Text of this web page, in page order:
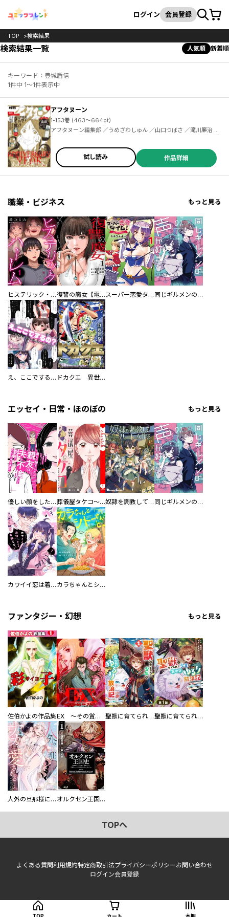
検索
ログイン 会員登録カート
TOP 検索結果
検索結果一覧 人気順 新着順
キーワード：豊城盾信
1件中 1～1件表示中
アフタヌーン
1-153巻 (463～664pt)
アフタヌーン編集部 ／うめざわしゅん ／山口つばさ ／滝川廉治 ／陶延リュウ ／つるまいかだ ／沙村広明 ／小西明日翔 ／ひぐちアサ ／幸村誠 ／岩明均 ／北道正幸 ／ゆうち巳くみ ／市川春子 ／三浦風 ／芝村裕吏 ／キムラダイスケ ／藤島康介 ／真刈信二 ／ＤＯＵＢＬＥ－Ｓ ／椎名うみ ／榎本俊二 ／安彦良和 ／木尾士目 ／川合円 ／珈琲 ／綾辻行人 ／清原絃 ／青木U平 ／よしづきくみち ／鏡ハルカ ／西本英雄 ／カラスヤサトシ ／石黒正数 ／城戸志保 ／田中相 ／皆川亮二 ／ＦｉｏｋＬｅｅ ／陶延リュウ ／泥ノ田犬彦
／吉浦康裕 ／前田めぐむ ／三池画丈 ／相沢沙呼 ／リチャード・ウー ／芳崎せいむ ／武梨えり ／パミラ ／漆原友紀 ／鷹野聖月 ／ＳＵＧＩＮＡＭＩ ／ヨシダ。 ／ユペチカ ／藤想 ／飴井涼 ／一穂ミチ ／嵐山のり ／よしづきくみち ／大森センター ／五十嵐大介 ／熊倉隆敏 ／弐瓶勉 ／戸井理恵 ／雨松 ／木村紺 ／庄司創 ／秀河憲伸 ／文月タカヒロ ／イシダナオキ ／田丸浩史 ／嵐山のり ／前田めぐむ ／那須野銀子 ／冬目ケイ ／若緒 ／赤星トモ ／鶴田謙二 ／黒田硫黄 ／閂夜明 ／門野民緒 ／芝村裕吏
試し読み 作品詳細
職業・ビジネス もっと見る
ヒステリック・ハーレム～搾られる男と堕ちる女～【電子単行本版】 復讐の魔女【電子単行本版】 スーパー恋愛タイム！～現場でドＳな彼女は自宅でデレる～ 同じギルメンの声が好き
え、ここでするの？ アイドルのファンが知らない日常 ドカクエ 異世界ドカコッククエスト
エッセイ・日常・ほのぼの もっと見る
優しい顔をした親友は、夫と不倫して私の家に入り込んできた。 葬儀屋タケコ～あなたの最期、叶えます【電子単行本版】 奴隷を調教してハーレム作る 同じギルメンの声が好き
カワイイ恋は着飾らない カラちゃんとシトーさんと、 【分冊版】
ファンタジー・幻想 もっと見る
佐伯かよの作品集 EX ～その賞金稼ぎは、世界の出口を探す～【単行本版】 聖獣に育てられた少年の異世界ゆるり放浪記～神様からもらったチート魔法で、仲間たちとスローライフを満喫中～ 聖獣に育てられた少年の異世界ゆるり放浪記～神様からもらったチート魔法で、仲間たちとスローライフを満喫中～【分冊版】
人外の旦那様に娶られ毎晩ナカまで愛される…。アンソロジー オルクセン王国史
TOPへ
よくある質問利用規約特定商取引法プライバシーポリシーお問い合わせ
ログイン会員登録